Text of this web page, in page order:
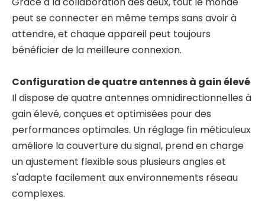
peut se connecter en même temps sans avoir à
attendre, et chaque appareil peut toujours
bénéficier de la meilleure connexion.
Configuration de quatre antennes à gain élevé
Il dispose de quatre antennes omnidirectionnelles à
gain élevé, conçues et optimisées pour des
performances optimales. Un réglage fin méticuleux
améliore la couverture du signal, prend en charge
un ajustement flexible sous plusieurs angles et
s'adapte facilement aux environnements réseau
complexes.